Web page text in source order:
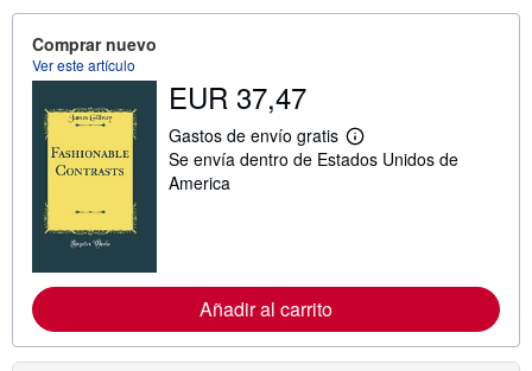
Comprar nuevo
Ver este artículo
EUR 37,47
Gastos de envío gratis
M
á
m
Se envía dentro de Estados Unidos de
America
Añadir al carrito